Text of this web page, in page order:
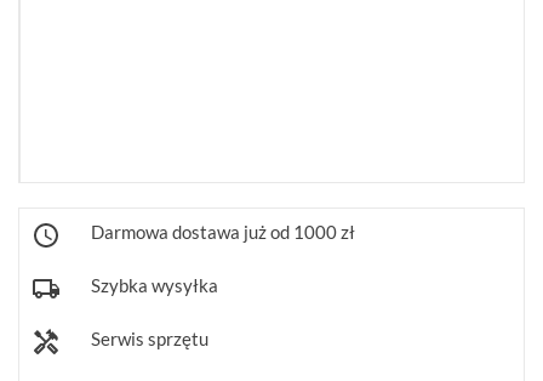
(30)
PUSZKI
I
UCHWYTY
(246)
Darmowa dostawa już od 1000 zł
Szybka wysyłka
Serwis sprzętu